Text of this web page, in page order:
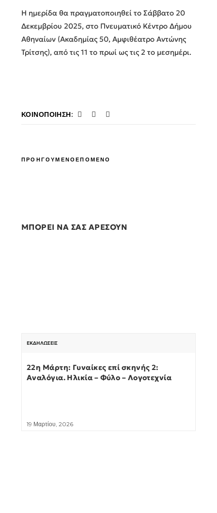
Η ημερίδα θα πραγματοποιηθεί το Σάββατο 20
Δεκεμβρίου 2025, στο Πνευματικό Κέντρο Δήμου
Αθηναίων (Ακαδημίας 50, Αμφιθέατρο Αντώνης
Τρίτσης), από τις 11 το πρωί ως τις 2 το μεσημέρι.
ΚΟΙΝΟΠΟΊΗΣΗ:
ΠΡΟΗΓΟΥΜΕΝΟΕΠΟΜΕΝΟ
ΜΠΟΡΕΙ ΝΑ ΣΑΣ ΑΡΕΣΟΥΝ
ΕΚΔΗΛΏΣΕΙΣ
22η Μάρτη: Γυναίκες επί σκηνής 2:
Αναλόγια. Ηλικία – Φύλο – Λογοτεχνία
19 Μαρτίου, 2026